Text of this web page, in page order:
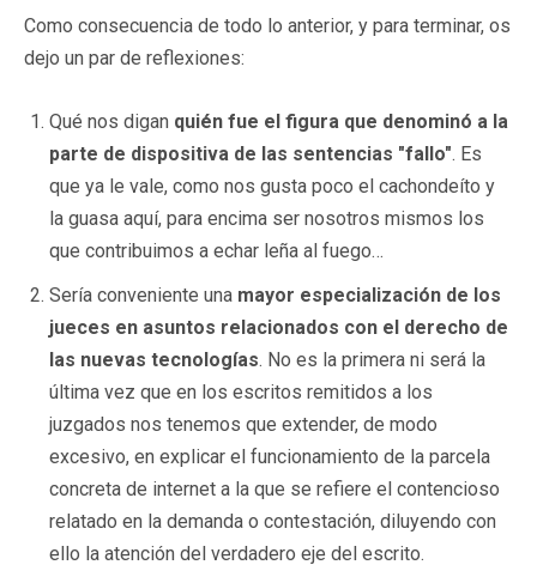
Como consecuencia de todo lo anterior, y para terminar, os
dejo un par de reflexiones:
Qué nos digan quién fue el figura que denominó a la
parte de dispositiva de las sentencias "fallo". Es
que ya le vale, como nos gusta poco el cachondeíto y
la guasa aquí, para encima ser nosotros mismos los
que contribuimos a echar leña al fuego…
Sería conveniente una mayor especialización de los
jueces en asuntos relacionados con el derecho de
las nuevas tecnologías. No es la primera ni será la
última vez que en los escritos remitidos a los
juzgados nos tenemos que extender, de modo
excesivo, en explicar el funcionamiento de la parcela
concreta de internet a la que se refiere el contencioso
relatado en la demanda o contestación, diluyendo con
ello la atención del verdadero eje del escrito.